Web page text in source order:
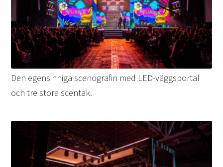
Den egensinniga scenografin med LED-väggsportal
och tre stora scentak.